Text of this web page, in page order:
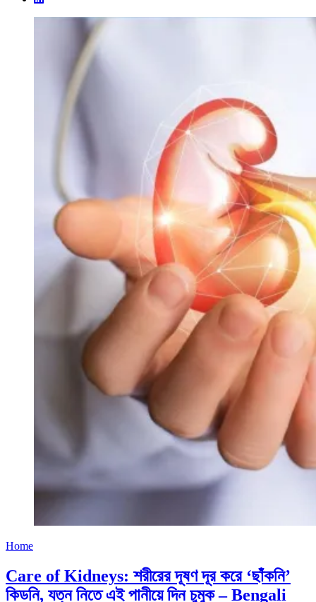
Home
Care of Kidneys: শরীরের দূষণ দূর করে ‘ছাঁকনি’
কিডনি, যত্ন নিতে এই পানীয়ে দিন চুমুক – Bengali